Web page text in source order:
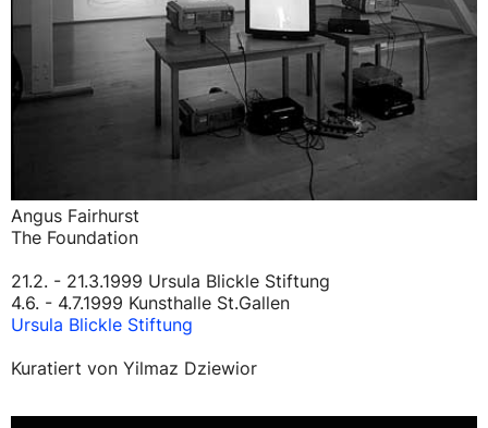
Angus Fairhurst
The Foundation
21.2. - 21.3.1999 Ursula Blickle Stiftung
4.6. - 4.7.1999 Kunsthalle St.Gallen
Ursula Blickle Stiftung
Kuratiert von Yilmaz Dziewior